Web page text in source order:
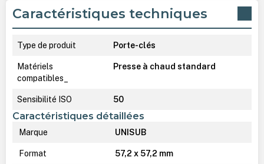
Caractéristiques techniques
Type de produit Porte-clés
Matériels
compatibles_
Presse à chaud standard
Sensibilité ISO 50
Caractéristiques détaillées
Marque UNISUB
Format 57,2 x 57,2 mm